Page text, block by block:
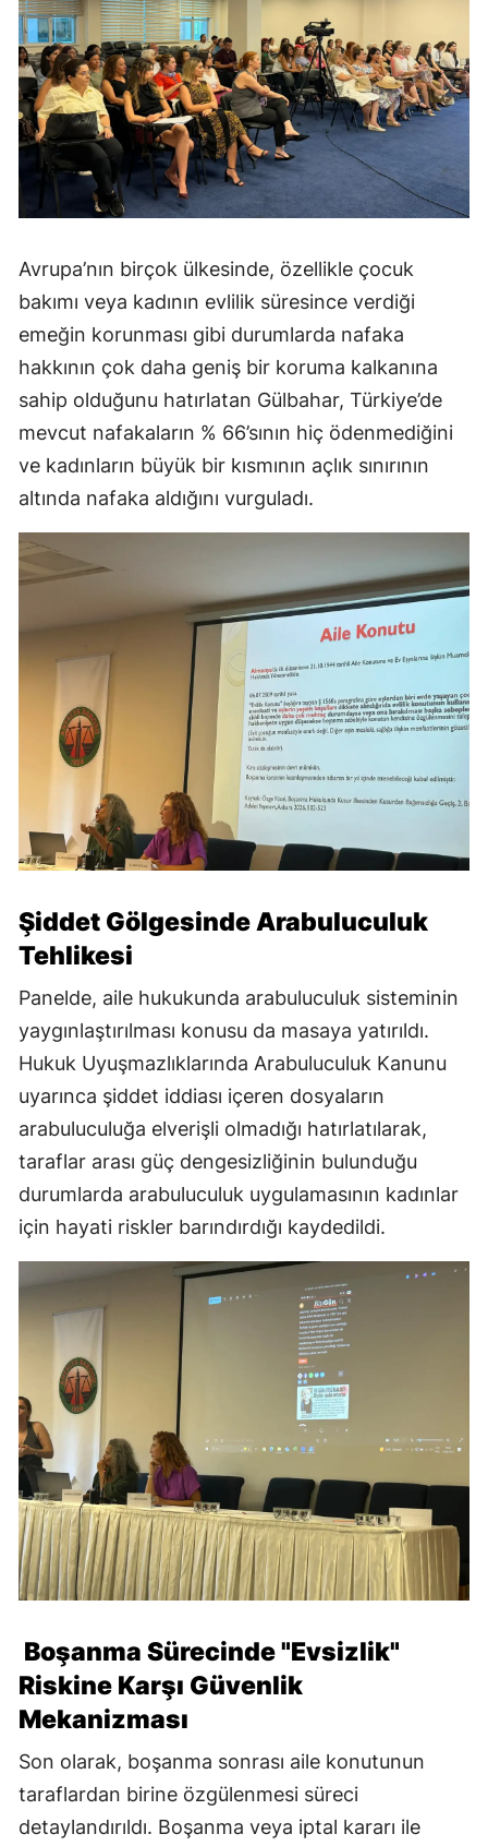
Avrupa’nın birçok ülkesinde, özellikle çocuk
bakımı veya kadının evlilik süresince verdiği
emeğin korunması gibi durumlarda nafaka
hakkının çok daha geniş bir koruma kalkanına
sahip olduğunu hatırlatan Gülbahar, Türkiye’de
mevcut nafakaların % 66’sının hiç ödenmediğini
ve kadınların büyük bir kısmının açlık sınırının
altında nafaka aldığını vurguladı.
Şiddet Gölgesinde Arabuluculuk
Tehlikesi
Panelde, aile hukukunda arabuluculuk sisteminin
yaygınlaştırılması konusu da masaya yatırıldı.
Hukuk Uyuşmazlıklarında Arabuluculuk Kanunu
uyarınca şiddet iddiası içeren dosyaların
arabuluculuğa elverişli olmadığı hatırlatılarak,
taraflar arası güç dengesizliğinin bulunduğu
durumlarda arabuluculuk uygulamasının kadınlar
için hayati riskler barındırdığı kaydedildi.
Boşanma Sürecinde "Evsizlik"
Riskine Karşı Güvenlik
Mekanizması
Son olarak, boşanma sonrası aile konutunun
taraflardan birine özgülenmesi süreci
detaylandırıldı. Boşanma veya iptal kararı ile